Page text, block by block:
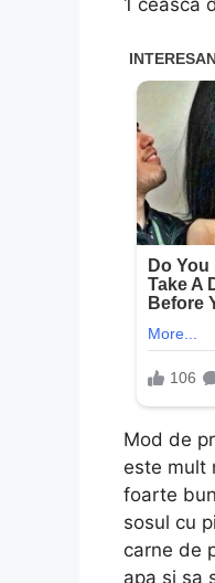
1 ceasca
Mod de
este mult
foarte
sosul cu
carne de
apa si sa